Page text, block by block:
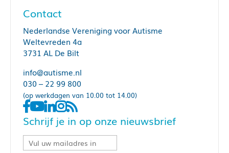
Contact
Nederlandse Vereniging voor Autisme
Weltevreden 4a
3731 AL De Bilt
info@autisme.nl
030 – 22 99 800
(op werkdagen van 10.00 tot 14.00)
Schrijf je in op onze nieuwsbrief